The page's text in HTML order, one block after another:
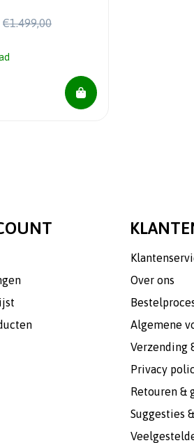
€1.499,00
Over ons
Algemene
Verzending
Privacy
Retouren &
Suggesties